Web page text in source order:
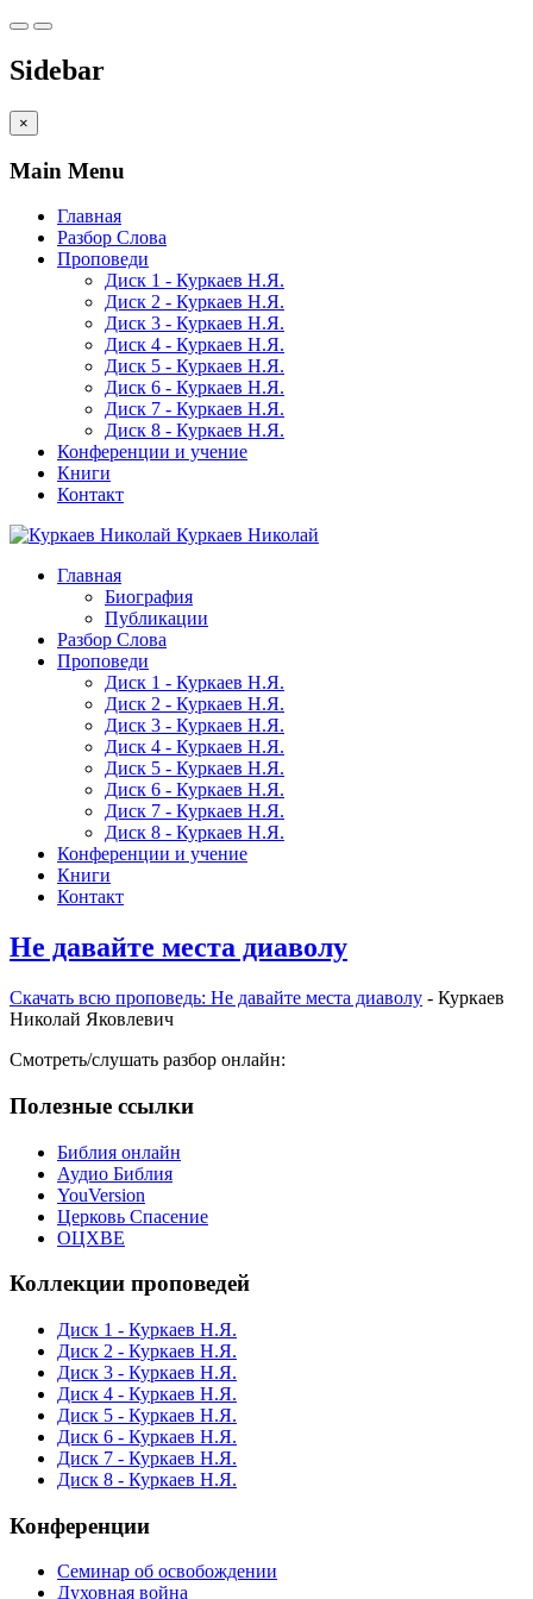
Sidebar
×
Main Menu
Главная
Разбор Слова
Проповеди
Диск 1 - Куркаев Н.Я.
Диск 2 - Куркаев Н.Я.
Диск 3 - Куркаев Н.Я.
Диск 4 - Куркаев Н.Я.
Диск 5 - Куркаев Н.Я.
Диск 6 - Куркаев Н.Я.
Диск 7 - Куркаев Н.Я.
Диск 8 - Куркаев Н.Я.
Конференции и учение
Книги
Контакт
Куркаев Николай
Главная
Биография
Публикации
Разбор Слова
Проповеди
Диск 1 - Куркаев Н.Я.
Диск 2 - Куркаев Н.Я.
Диск 3 - Куркаев Н.Я.
Диск 4 - Куркаев Н.Я.
Диск 5 - Куркаев Н.Я.
Диск 6 - Куркаев Н.Я.
Диск 7 - Куркаев Н.Я.
Диск 8 - Куркаев Н.Я.
Конференции и учение
Книги
Контакт
Не давайте места диаволу
Скачать вcю проповедь: Не давайте места диаволу - Куркаев
Николай Яковлевич
Смотреть/слушать разбор онлайн:
Полезные ссылки
Библия онлайн
Аудио Библия
YouVersion
Церковь Спасение
ОЦХВЕ
Коллекции проповедей
Диск 1 - Куркаев Н.Я.
Диск 2 - Куркаев Н.Я.
Диск 3 - Куркаев Н.Я.
Диск 4 - Куркаев Н.Я.
Диск 5 - Куркаев Н.Я.
Диск 6 - Куркаев Н.Я.
Диск 7 - Куркаев Н.Я.
Диск 8 - Куркаев Н.Я.
Конференции
Семинар об освобождении
Духовная война